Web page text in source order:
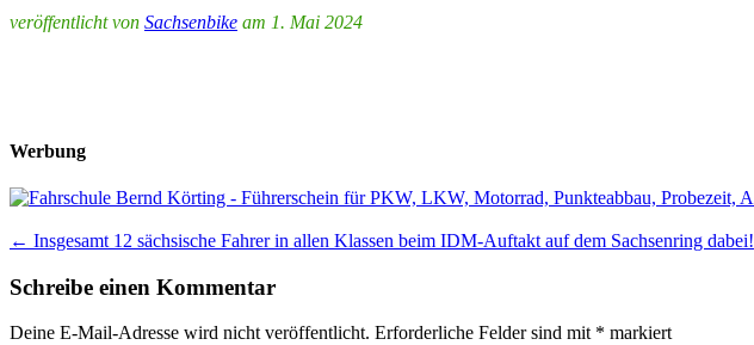
veröffentlicht von Sachsenbike am 1. Mai 2024
Werbung
Post
navigation
← Insgesamt 12 sächsische Fahrer in allen Klassen beim IDM-Auftakt auf dem Sachsenring dabei!
Schreibe einen Kommentar
Deine E-Mail-Adresse wird nicht veröffentlicht. Erforderliche Felder sind mit * markiert